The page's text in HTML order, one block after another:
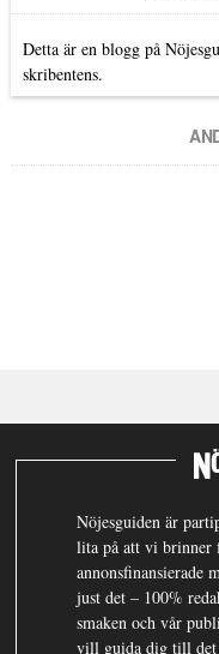
Detta är en blogg på
skribentens.
Nöjesguiden är
lita på att vi brinner
annonsfinansierade
just det – 100%
smaken och vår
vill guida dig till det